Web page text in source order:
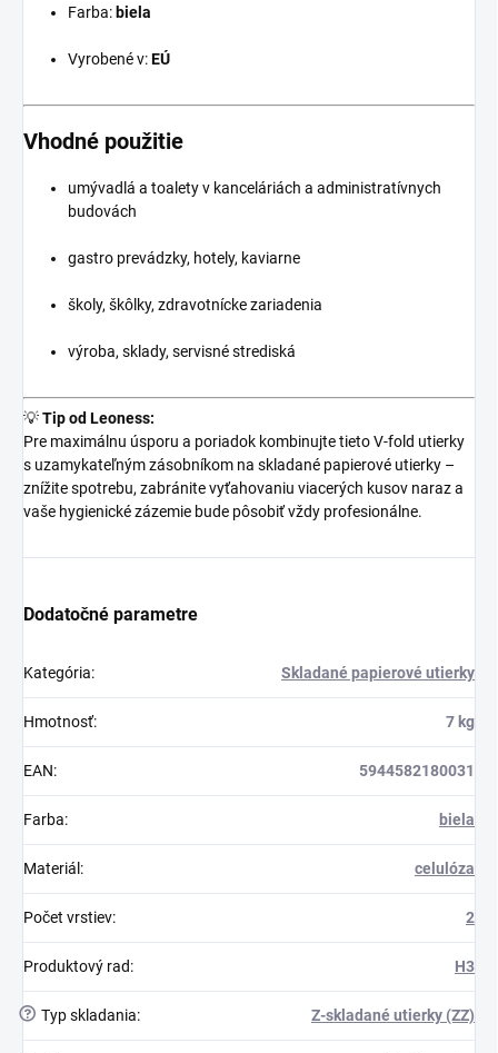
Farba: biela
Vyrobené v:EÚ
Vhodné použitie
umývadlá a toalety v kanceláriách a administratívnych
budovách
gastro prevádzky, hotely, kaviarne
školy, škôlky, zdravotnícke zariadenia
výroba, sklady, servisné strediská
💡Tip od Leoness:
Pre maximálnu úsporu a poriadok kombinujte tieto V-fold utierky
s uzamykateľným zásobníkom na skladané papierové utierky –
znížite spotrebu, zabránite vyťahovaniu viacerých kusov naraz a
vaše hygienické zázemie bude pôsobiť vždy profesionálne.
Dodatočné parametre
Kategória: Skladané papierové utierky
Hmotnosť: 7 kg
EAN: 5944582180031
Farba: biela
Materiál : celulóza
Počet vrstiev: 2
Produktový rad: H3
? Typ skladania: Z-skladané utierky (ZZ)